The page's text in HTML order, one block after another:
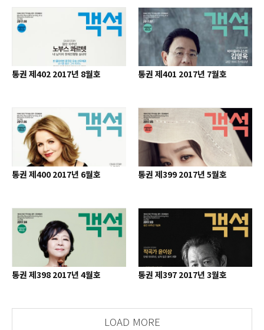
통권 제402 2017년 8월호 통권 제401 2017년 7월호
통권 제400 2017년 6월호 통권 제399 2017년 5월호
통권 제398 2017년 4월호 통권 제397 2017년 3월호
LOAD MORE